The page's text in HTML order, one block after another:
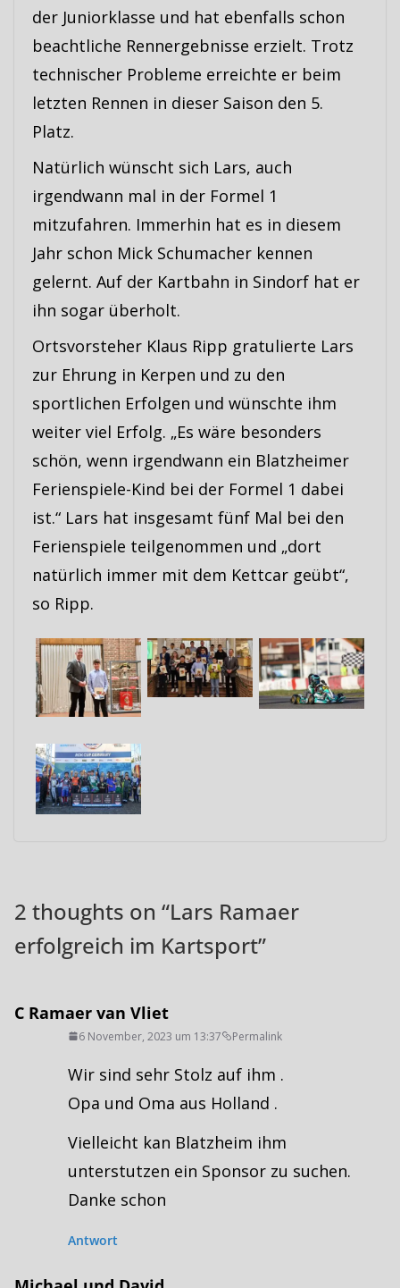
der Juniorklasse und hat ebenfalls schon
beachtliche Rennergebnisse erzielt. Trotz
technischer Probleme erreichte er beim
letzten Rennen in dieser Saison den 5.
Platz.
Natürlich wünscht sich Lars, auch
irgendwann mal in der Formel 1
mitzufahren. Immerhin hat es in diesem
Jahr schon Mick Schumacher kennen
gelernt. Auf der Kartbahn in Sindorf hat er
ihn sogar überholt.
Ortsvorsteher Klaus Ripp gratulierte Lars
zur Ehrung in Kerpen und zu den
sportlichen Erfolgen und wünschte ihm
weiter viel Erfolg. „Es wäre besonders
schön, wenn irgendwann ein Blatzheimer
Ferienspiele-Kind bei der Formel 1 dabei
ist.“ Lars hat insgesamt fünf Mal bei den
Ferienspiele teilgenommen und „dort
natürlich immer mit dem Kettcar geübt“,
so Ripp.
2 thoughts on “Lars Ramaer
erfolgreich im Kartsport”
C Ramaer van Vliet
6 November, 2023 um 13:37 Permalink
Wir sind sehr Stolz auf ihm .
Opa und Oma aus Holland .
Vielleicht kan Blatzheim ihm
unterstutzen ein Sponsor zu suchen.
Danke schon
Antwort